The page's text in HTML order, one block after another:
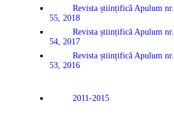
Revista științifică Apulum nr.
55, 2018
Revista științifică Apulum nr.
54, 2017
Revista științifică Apulum nr.
53, 2016
2011-2015